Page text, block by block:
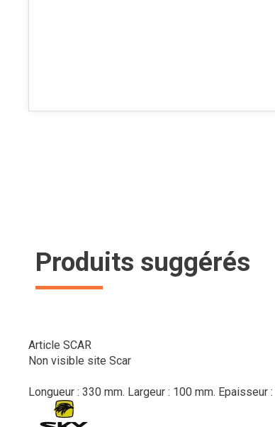
Produits suggérés
Article SCAR
Non visible site Scar
Longueur : 330 mm. Largeur : 100 mm.